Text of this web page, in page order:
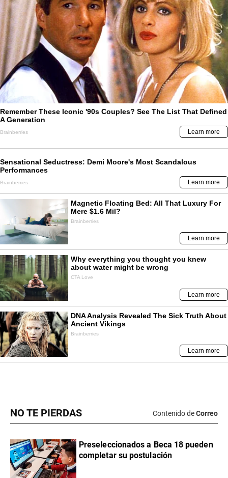
NO TE PIERDAS Contenido deCorreo
Preseleccionados a Beca 18 pueden
completar su postulación